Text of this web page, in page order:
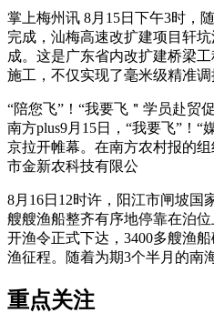
掌上梅州讯 8月15日下午3时，
完成，汕梅高速改扩建项目轩
成。这是广东省内改扩建桥梁
施工，不仅实现了毫米级精准
“陪您飞”！“我要飞＂学员赴贸
南方plus9月15日，“我要飞”！“
京拉开帷幕。在南方农村报的
市金新农科技有限公
8月16日12时许，阳江市闸坡国
艘艘渔船整齐有序地停靠在泊
开渔令正式下达，3400多艘渔
渔征程。随着为期3个半月的南
重点关注